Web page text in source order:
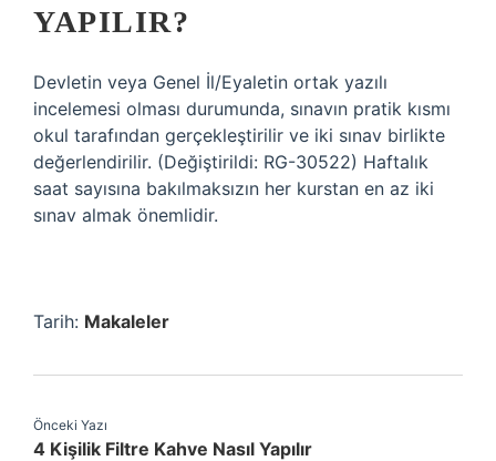
YAPILIR?
Devletin veya Genel İl/Eyaletin ortak yazılı
incelemesi olması durumunda, sınavın pratik kısmı
okul tarafından gerçekleştirilir ve iki sınav birlikte
değerlendirilir. (Değiştirildi: RG-30522) Haftalık
saat sayısına bakılmaksızın her kurstan en az iki
sınav almak önemlidir.
Tarih: Makaleler
Önceki Yazı
4 Kişilik Filtre Kahve Nasıl Yapılır